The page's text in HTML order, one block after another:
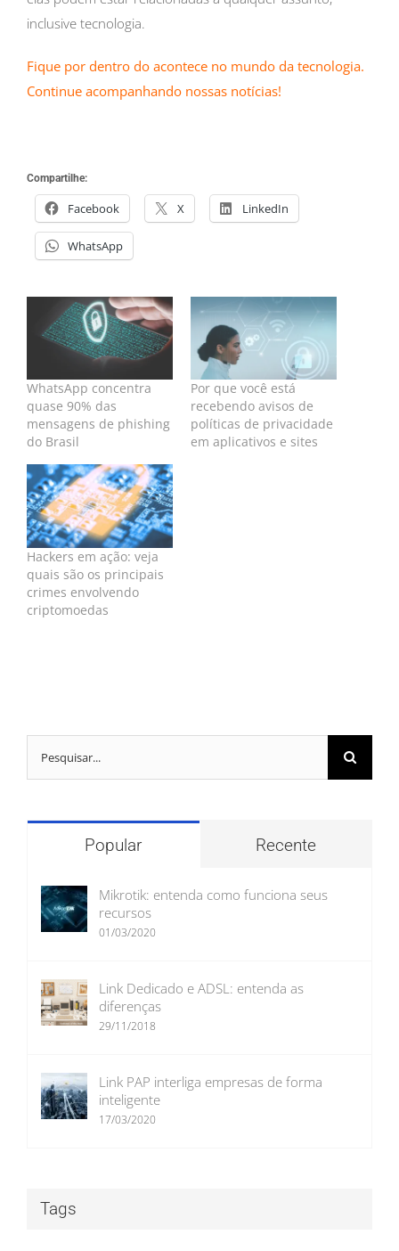
inclusive tecnologia.
Fique por dentro do acontece no mundo da tecnologia.
Continue acompanhando nossas notícias!
Compartilhe:
Facebook X LinkedIn
WhatsApp
WhatsApp concentra
quase 90% das
mensagens de phishing
do Brasil
Por que você está
recebendo avisos de
políticas de privacidade
em aplicativos e sites
Hackers em ação: veja
quais são os principais
crimes envolvendo
criptomoedas
Popular Recente
Mikrotik: entenda como funciona seus
recursos
01/03/2020
Link Dedicado e ADSL: entenda as
diferenças
29/11/2018
Link PAP interliga empresas de forma
inteligente
17/03/2020
Tags